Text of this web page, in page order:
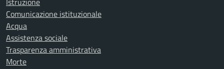
Comunicazione istituzionale
Acqua
Assistenza sociale
Trasparenza amministrativa
Morte